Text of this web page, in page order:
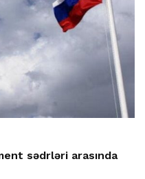
sədrləri arasında